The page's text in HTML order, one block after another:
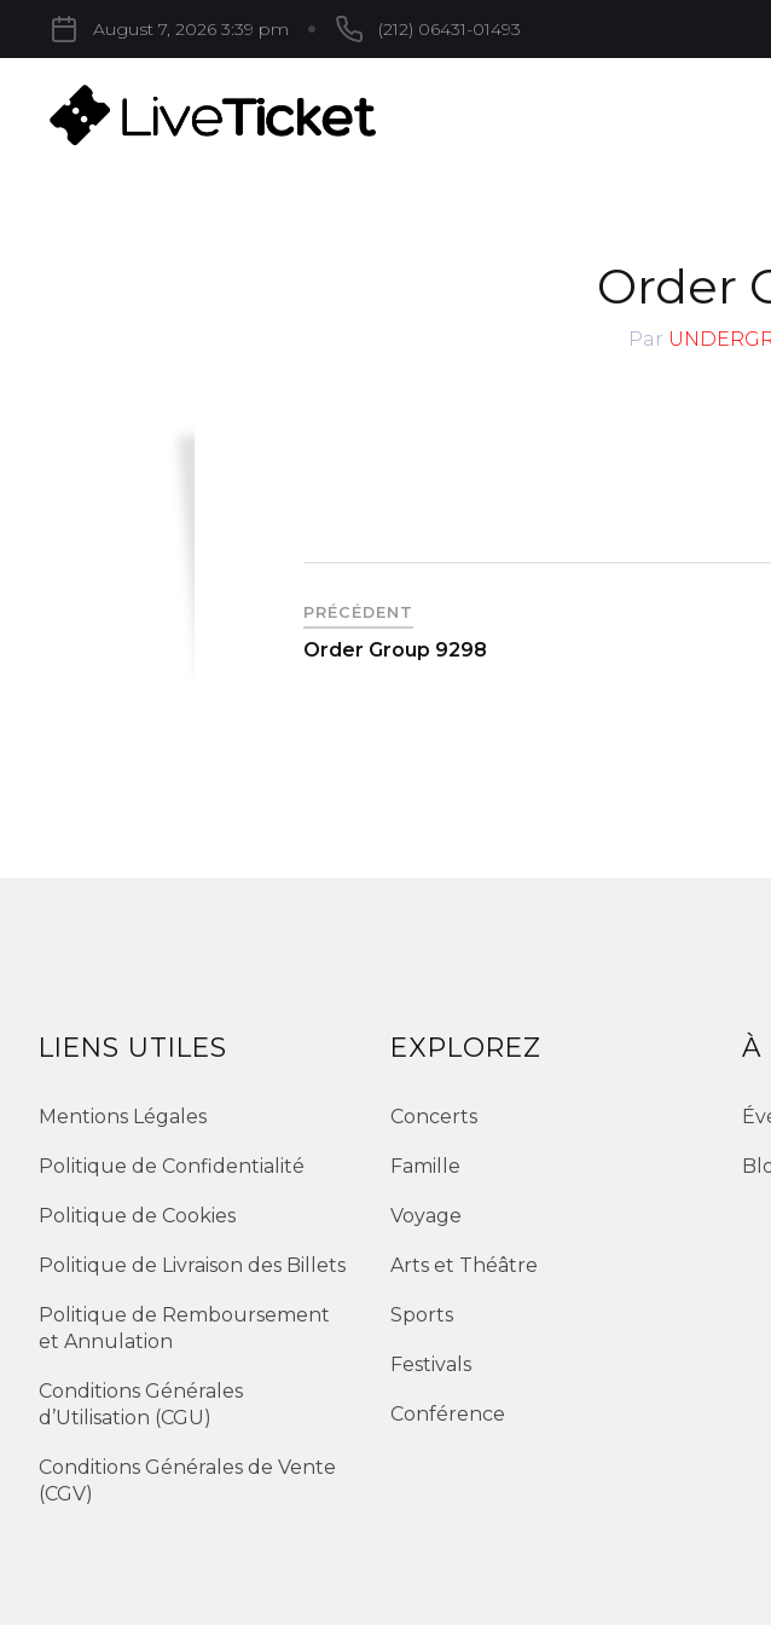
August 7, 2026 3:39 pm (212) 06431-01493
Order
Par
PRÉCÉDENT
Order Group 9298
LIENS UTILES
Mentions Légales
Politique de Confidentialité
Politique de Cookies
Politique de Livraison des Billets
Politique de Remboursement
et Annulation
Conditions Générales
d’Utilisation (CGU)
Conditions Générales de Vente
(CGV)
EXPLOREZ
Concerts
Famille
Voyage
Arts et Théâtre
Sports
Festivals
Conférence
À